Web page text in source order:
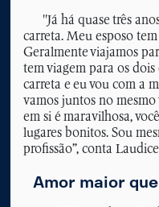
"Já há quase três
carreta. Meu esposo
Geralmente viajamos
tem viagem para os
carreta e eu vou com a
vamos juntos no
em si é maravilhosa,
lugares bonitos. Sou
profissão”, conta
Amor maior